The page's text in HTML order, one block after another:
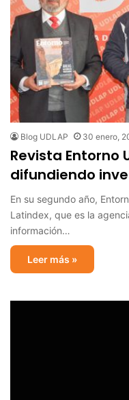
Blog UDLAP 30 enero,
Revista Entorno
difundiendo
En su segundo año,
Latindex, que es la
información…
Leer más »